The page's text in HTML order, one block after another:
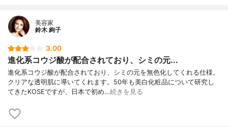
美容家
鈴木 絢子
3.00
進化系コウジ酸が配合されており、シミの元...
進化系コウジ酸が配合されており、シミの元を無色化してくれる仕様。
クリアな透明肌に導いてくれます。50年も美白化粧品について研究し
てきたKOSEですが、日本で初め…続きを見る